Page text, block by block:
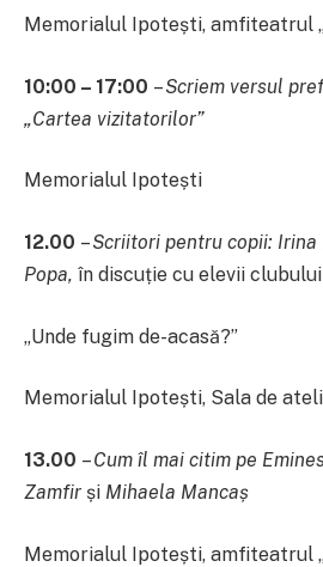
Memorialul Ipotești, amfiteatrul
10:00 – 17:00 –Scriem versul
„Cartea vizitatorilor”
Memorialul Ipotești
12.00 –Scriitori pentru copii:
Popa, în discuție cu elevii clubului
„Unde fugim de-acasă?”
Memorialul Ipotești, Sala de
13.00 –Cum îl mai citim pe
Zamfir și Mihaela Mancaș
Memorialul Ipotești, amfiteatrul